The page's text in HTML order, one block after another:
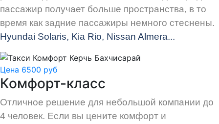
пассажир получает больше пространства, в то
время как задние пассажиры немного стеснены.
Hyundai Solaris, Kia Rio, Nissan Almera...
Цена 6500 руб
Комфорт-класс
Отличное решение для небольшой компании до
4 человек. Если вы цените комфорт и